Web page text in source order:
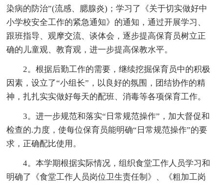
染病的防治”(流感、腮腺炎)；学习了《关于切实做好中
小学校安全工作的紧急通知》的通知，通过开展学习、
跟班指导、观摩交流、谈体会，逐步提高保育员树立正
确的儿童观、教育观，进一步提高保教水平。
2。根据后勤工作的需要，继续挖掘保育员中的积极
因素，设立了“小组长”，以良好的氛围，团结协作的精
神，扎扎实实做好每天的配班、消毒等各项保育工作。
3。进一步规范和落实“日常规范操作”，加大督促和
检查的.力度，使每位保育员能明确“日常规范操作”的要
求，正确配比使用。
4。本学期根据实际情况，组织食堂工作人员学习和
明确了《食堂工作人员岗位卫生责任制》、《粗加工岗